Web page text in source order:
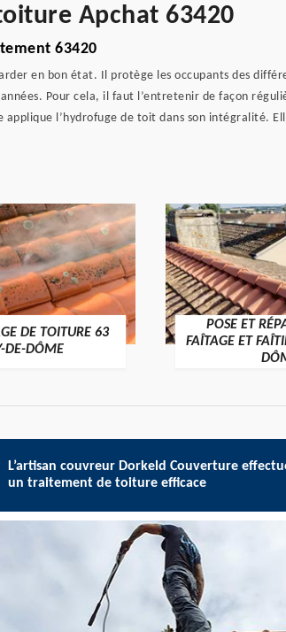
Apchat 63420
63420
en bon état. Il protège les occupants des
Pour cela, il faut l’entretenir de façon
applique l’hydrofuge de toit dans son intégralité.
DE TOITURE 63
DE-DÔME
POSE ET
FAÎTAGE ET
L’artisan couvreur Dorkeld Couverture
un traitement de toiture efficace